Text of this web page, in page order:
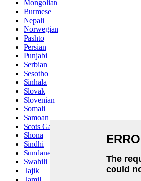
Mongolian
Burmese
Nepali
Norwegian
Pashto
Persian
Punjabi
Serbian
Sesotho
Sinhala
Slovak
Slovenian
Somali
Samoan
Scots Gaelic
Shona
Sindhi
Sundanese
Swahili
Tajik